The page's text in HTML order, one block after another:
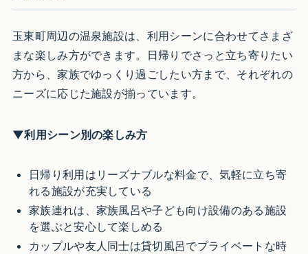
玉東町周辺の温泉施設は、利用シーンに合わせてさまざ
まな楽しみ方ができます。日帰りでさっと立ち寄りたい
方から、家族でゆっくり過ごしたい方まで、それぞれの
ニーズに応じた施設が揃っています。
▼利用シーン別の楽しみ方
日帰り利用はリーズナブルな料金で、気軽に立ち寄
れる施設が充実している
家族連れは、家族風呂や子ども向け設備のある施設
を選ぶと安心して楽しめる
カップルや友人同士は貸切風呂でプライベートな時